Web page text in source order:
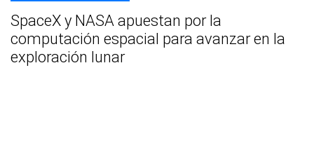
SpaceX y NASA apuestan por la
computación espacial para avanzar en la
exploración lunar